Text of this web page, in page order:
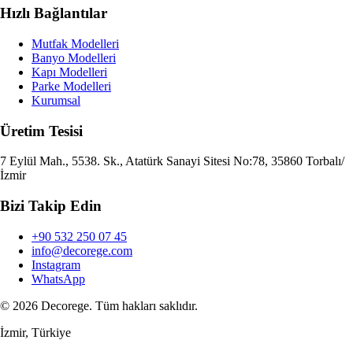
Hızlı Bağlantılar
Mutfak Modelleri
Banyo Modelleri
Kapı Modelleri
Parke Modelleri
Kurumsal
Üretim Tesisi
7 Eylül Mah., 5538. Sk., Atatürk Sanayi Sitesi No:78, 35860 Torbalı/
İzmir
Bizi Takip Edin
+90 532 250 07 45
info@decorege.com
Instagram
WhatsApp
© 2026 Decorege. Tüm hakları saklıdır.
İzmir, Türkiye